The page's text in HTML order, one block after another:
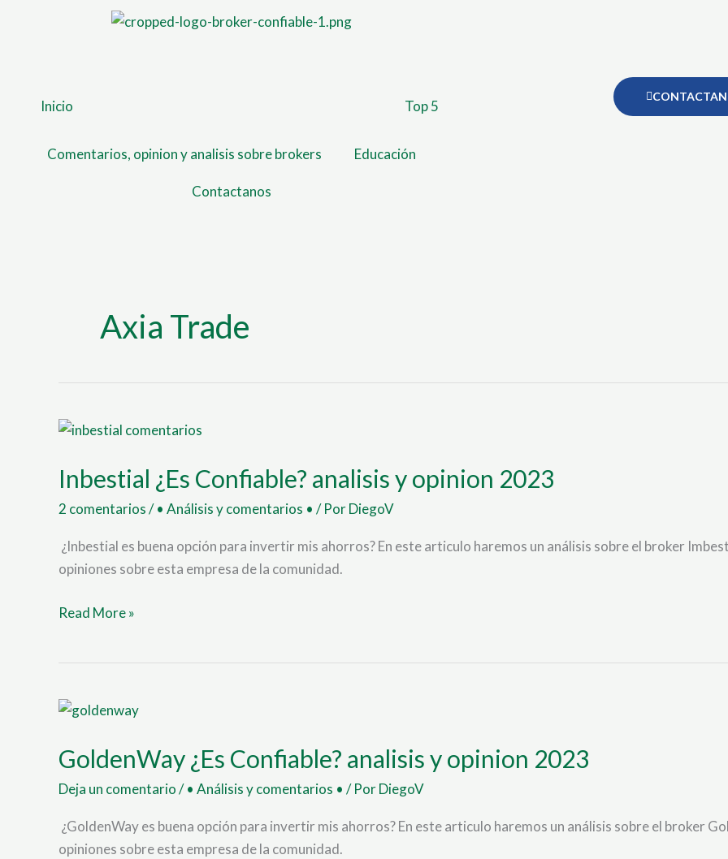
Inicio Top 5
Comentarios, opinion y analisis sobre brokers Educación
Contactanos
Axia Trade
Inbestial ¿Es Confiable? analisis y opinion 2023
2 comentarios/• Análisis y comentarios • / PorDiegoV
¿Inbestial es buena opción para invertir mis ahorros? En este articulo haremos un análisis sobre el broker
opiniones sobre esta empresa de la comunidad.
Inbestial
Confiable?
y
opinion
2023
Read More »
GoldenWay ¿Es Confiable? analisis y opinion 2023
Deja un comentario/• Análisis y comentarios • / PorDiegoV
¿GoldenWay es buena opción para invertir mis ahorros? En este articulo haremos un análisis sobre el broker
opiniones sobre esta empresa de la comunidad.
GoldenWay
Confiable?
y
opinion
2023